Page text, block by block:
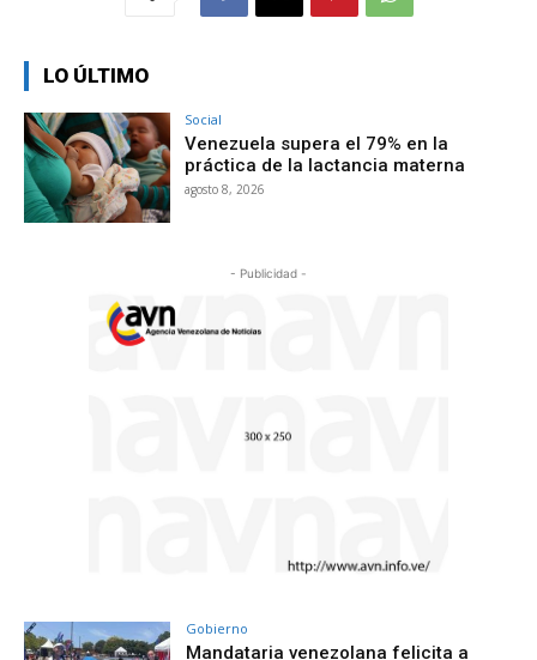
LO ÚLTIMO
Social
Venezuela supera el 79% en la
práctica de la lactancia materna
agosto 8, 2026
- Publicidad -
Gobierno
Mandataria venezolana felicita a